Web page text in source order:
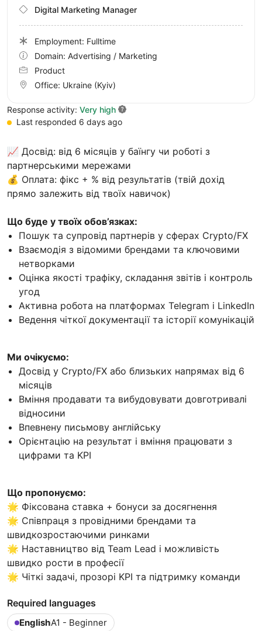
📈 Досвід: від 6 місяців у баїнгу чи роботі з
партнерськими мережами
💰 Оплата: фікс + % від результатів (твій дохід
прямо залежить від твоїх навичок)
Що буде у твоїх обов’язках:
Пошук та супровід партнерів у сферах Crypto/FX
Взаємодія з відомими брендами та ключовими
нетворками
Оцінка якості трафіку, складання звітів і контроль
угод
Активна робота на платформах Telegram і LinkedIn
Ведення чіткої документації та історії комунікацій
Ми очікуємо:
Досвід у Crypto/FX або близьких напрямах від 6
місяців
Вміння продавати та вибудовувати довготривалі
відносини
Впевнену письмову англійську
Орієнтацію на результат і вміння працювати з
цифрами та KPI
Що пропонуємо:
🌟 Фіксована ставка + бонуси за досягнення
🌟 Співпраця з провідними брендами та
швидкозростаючими ринками
🌟 Наставництво від Team Lead і можливість
швидко рости в професії
🌟 Чіткі задачі, прозорі KPI та підтримку команди
Required languages
EnglishA1 - Beginner
Digital Marketing Manager
Employment: Fulltime
Domain: Advertising / Marketing
Product
Office: Ukraine (Kyiv)
Response activity: Very high
Last responded 6 days ago